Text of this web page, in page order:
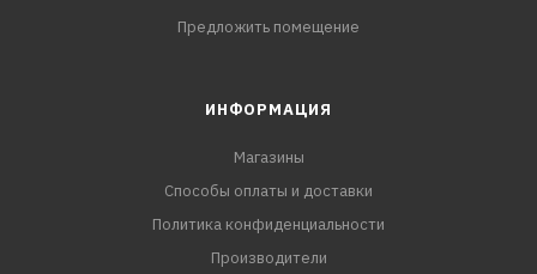
Предложить помещение
ИНФОРМАЦИЯ
Магазины
Способы оплаты и доставки
Политика конфиденциальности
Производители